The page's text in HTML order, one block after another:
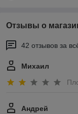
Отзывы о
42 отзывов за
Михаил
Андрей